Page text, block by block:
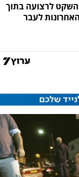
לרצועה בתוך
בשעות האחרונות לעבר